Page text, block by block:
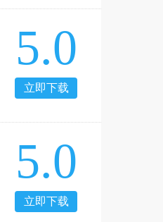
5.0
立即下载
5.0
立即下载